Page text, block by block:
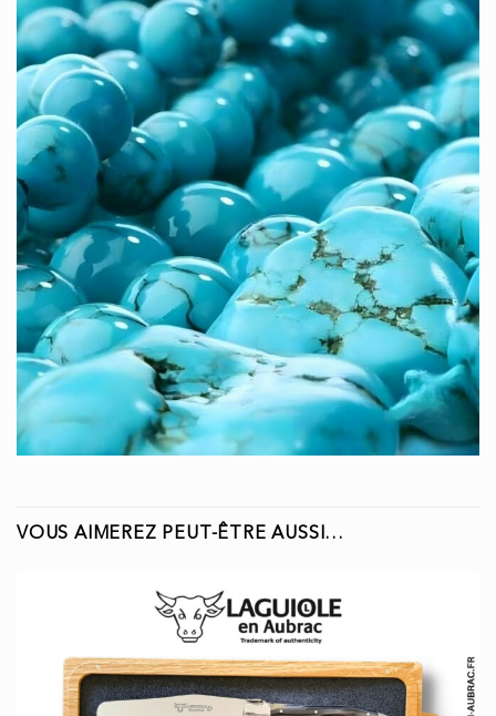
VOUS AIMEREZ PEUT-ÊTRE AUSSI…